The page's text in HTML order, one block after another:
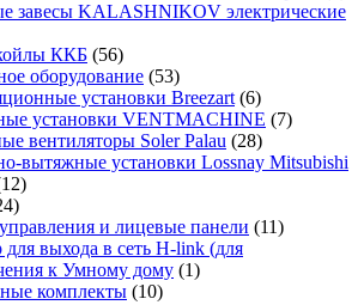
завесы KALASHNIKOV электрические
ККБ (56)
оборудование (53)
установки Breezart (6)
установки VENTMACHINE (7)
вентиляторы Soler Palau (28)
вытяжные установки Lossnay Mitsubishi
и лицевые панели (11)
для выхода в сеть H-link (для
к Умному дому (1)
комплекты (10)